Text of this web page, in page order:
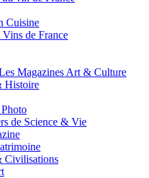
Cuisine
de France
Magazines Art & Culture
Histoire
de Science & Vie
Civilisations